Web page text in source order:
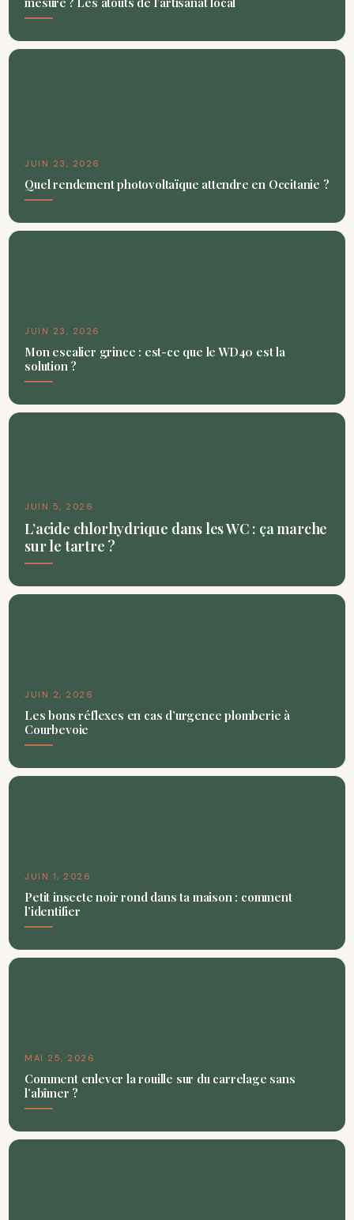
JUIN 23, 2026
Quel rendement photovoltaïque attendre en Occitanie ?
JUIN 23, 2026
Mon escalier grince : est-ce que le WD40 est la
solution ?
JUIN 5, 2026
L’acide chlorhydrique dans les WC : ça marche
sur le tartre ?
JUIN 2, 2026
Les bons réflexes en cas d’urgence plomberie à
Courbevoie
JUIN 1, 2026
Petit insecte noir rond dans ta maison : comment
l’identifier
MAI 25, 2026
Comment enlever la rouille sur du carrelage sans
l’abîmer ?